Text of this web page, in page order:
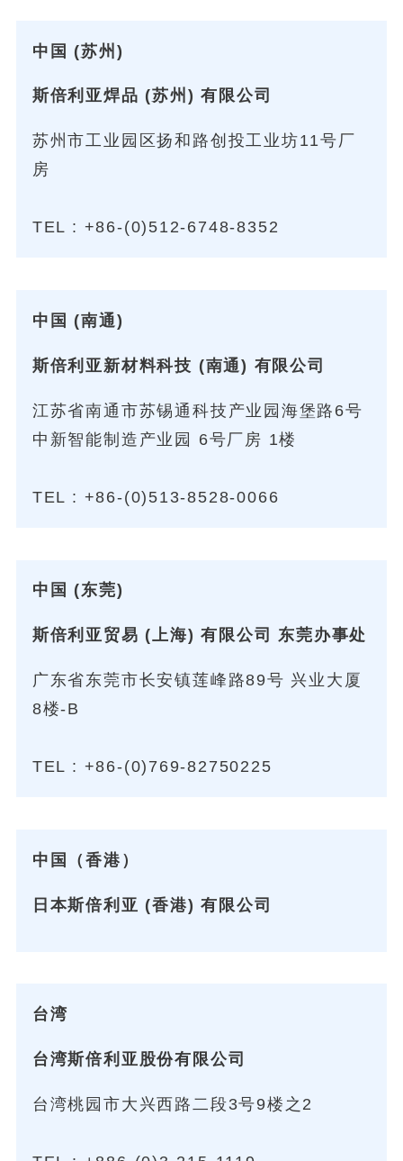
中国 (苏州)
斯倍利亚焊品 (苏州) 有限公司
苏州市工业园区扬和路创投工业坊11号厂
房
TEL : +86-(0)512-6748-8352
中国 (南通)
斯倍利亚新材料科技 (南通) 有限公司
江苏省南通市苏锡通科技产业园海堡路6号
中新智能制造产业园 6号厂房 1楼
TEL : +86-(0)513-8528-0066
中国 (东莞)
斯倍利亚贸易 (上海) 有限公司 东莞办事处
广东省东莞市长安镇莲峰路89号 兴业大厦
8楼-B
TEL : +86-(0)769-82750225
中国（香港）
日本斯倍利亚 (香港) 有限公司
台湾
台湾斯倍利亚股份有限公司
台湾桃园市大兴西路二段3号9楼之2